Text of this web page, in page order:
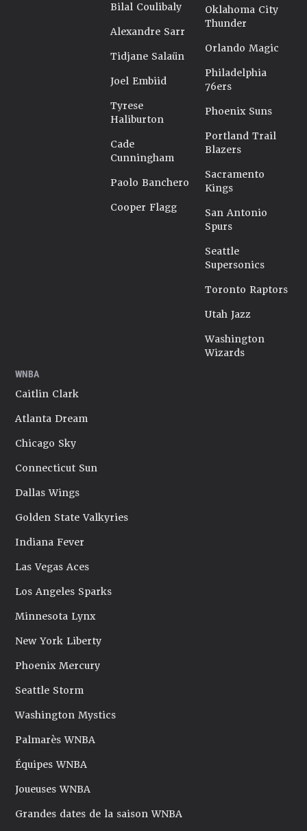
Bilal Coulibaly
Alexandre Sarr
Tidjane Salaün
Joel Embiid
Tyrese
Haliburton
Cade
Cunningham
Paolo Banchero
Cooper Flagg
Oklahoma City
Thunder
Orlando Magic
Philadelphia
76ers
Phoenix Suns
Portland Trail
Blazers
Sacramento
Kings
San Antonio
Spurs
Seattle
Supersonics
Toronto Raptors
Utah Jazz
Washington
Wizards
WNBA
Caitlin Clark
Atlanta Dream
Chicago Sky
Connecticut Sun
Dallas Wings
Golden State Valkyries
Indiana Fever
Las Vegas Aces
Los Angeles Sparks
Minnesota Lynx
New York Liberty
Phoenix Mercury
Seattle Storm
Washington Mystics
Palmarès WNBA
Équipes WNBA
Joueuses WNBA
Grandes dates de la saison WNBA